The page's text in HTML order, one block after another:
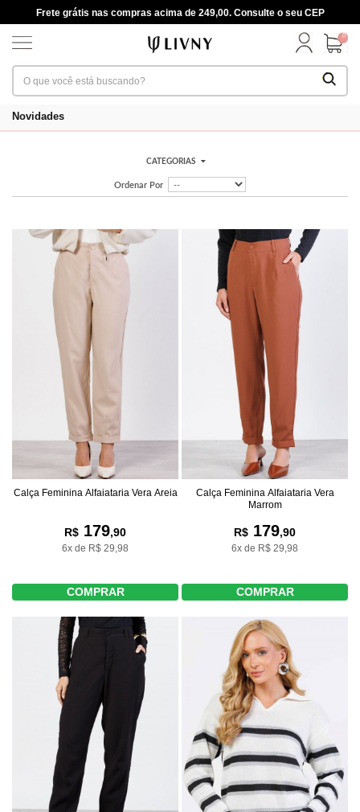
Frete grátis nas compras acima de 249,00. Consulte o seu CEP
0
Novidades
CATEGORIAS
Ordenar Por
Calça Feminina Alfaiataria Vera Areia
R$ 179,90
6x de R$ 29,98
COMPRAR
Calça Feminina Alfaiataria Vera
Marrom
R$ 179,90
6x de R$ 29,98
COMPRAR